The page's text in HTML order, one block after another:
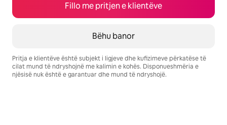
Fillo me pritjen e klientëve
Bëhu banor
Pritja e klientëve është subjekt i ligjeve dhe kufizimeve përkatëse të
cilat mund të ndryshojnë me kalimin e kohës. Disponueshmëria e
njësisë nuk është e garantuar dhe mund të ndryshojë.